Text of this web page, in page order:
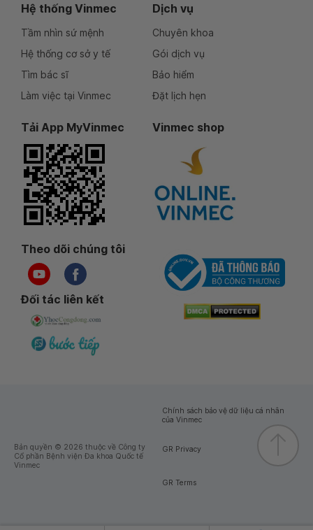
Hệ thống Vinmec
Tầm nhìn sứ mệnh
Hệ thống cơ sở y tế
Tìm bác sĩ
Làm việc tại Vinmec
Dịch vụ
Chuyên khoa
Gói dịch vụ
Bảo hiểm
Đặt lịch hẹn
Tải App MyVinmec Vinmec shop
Theo dõi chúng tôi
Đối tác liên kết
Bản quyền © 2026 thuộc về Công ty
Cổ phần Bệnh viện Đa khoa Quốc tế
Vinmec
Chính sách bảo vệ dữ liệu cá nhân
của Vinmec
GR Privacy
GR Terms